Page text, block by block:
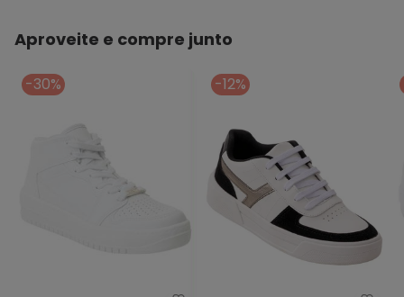
Aproveite e compre junto
-30% -12%